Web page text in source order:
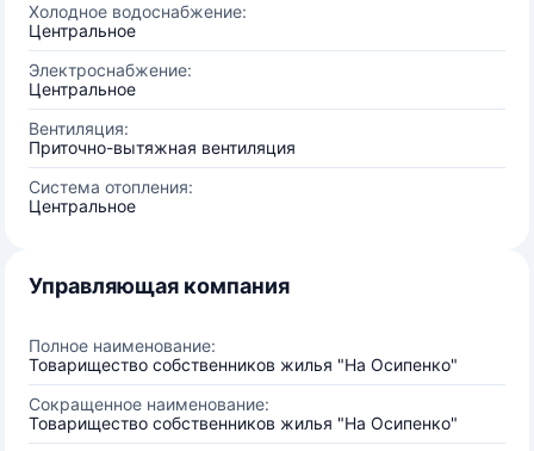
Холодное водоснабжение:
Центральное
Электроснабжение:
Центральное
Вентиляция:
Приточно-вытяжная вентиляция
Система отопления:
Центральное
Управляющая компания
Полное наименование:
Товарищество собственников жилья "На Осипенко"
Сокращенное наименование:
Товарищество собственников жилья "На Осипенко"